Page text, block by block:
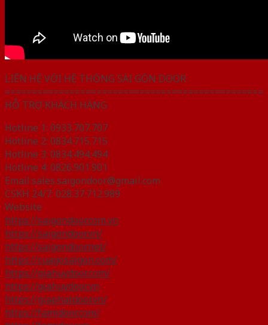
LIÊN HỆ VỚI HỆ THỐNG SÀI GÒN DOOR
================================================
HỖ TRỢ KHÁCH HÀNG
Hotline 1: 0933.707.707
Hotline 2: 0834.715.715
Hotline 3: 0834.494.494
Hotline 4: 0826.901.901
Email:sales.saigondoor@gmail.com
CSKH 24/7: 028.37.712.989
Website
https://saigondoor.com.vn
https://saigondoor.vn/
https://saigondoor.net/
https://cuagosaigon.com/
https://giahuydoor.com/
https://giahuydoor.vn
https://giaphatdoor.vn/
https://famidoor.com/